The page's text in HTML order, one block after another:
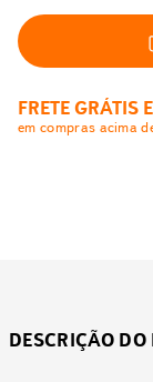
FRETE GRÁTIS
em compras acima
DESCRIÇÃO DO